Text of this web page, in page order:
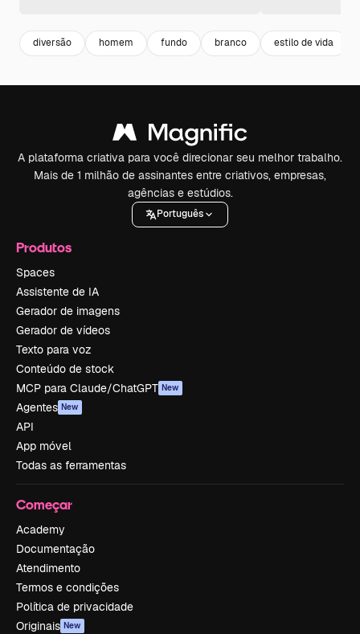
diversão homem fundo branco estilo de vida
A plataforma criativa para você direcionar seu melhor trabalho.
Mais de 1 milhão de assinantes entre criativos, empresas,
agências e estúdios.
Português
Produtos
Spaces
Assistente de IA
Gerador de imagens
Gerador de vídeos
Texto para voz
Conteúdo de stock
MCP para Claude/ChatGPT New
Agentes New
API
App móvel
Todas as ferramentas
Começar
Academy
Documentação
Atendimento
Termos e condições
Política de privacidade
Originais New